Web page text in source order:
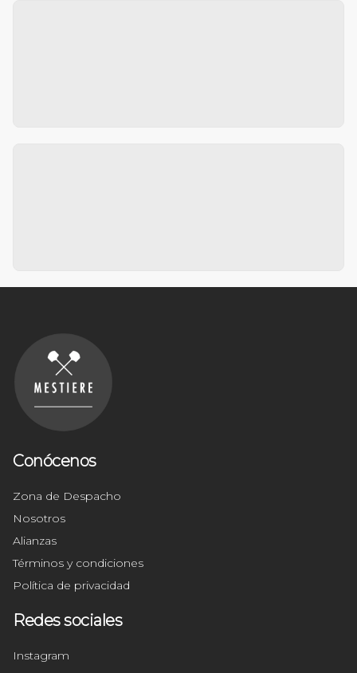
Conócenos
Zona de Despacho
Nosotros
Alianzas
Términos y condiciones
Política de privacidad
Redes sociales
Instagram